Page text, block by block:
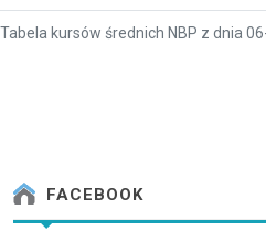
Tabela kursów średnich NBP z dnia
FACEBOOK